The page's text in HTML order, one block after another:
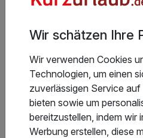
Weitere
Wir schätzen Ihre
Wir verwenden Cookies
Technologien, um einen
zuverlässigen Service
bieten sowie um
bereitzustellen, indem wir
Werbung erstellen, diese